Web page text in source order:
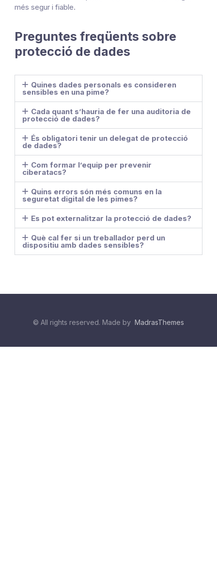
més segur i fiable.
Preguntes freqüents sobre
protecció de dades
Quines dades personals es consideren
sensibles en una pime?
Cada quant s’hauria de fer una auditoria de
protecció de dades?
És obligatori tenir un delegat de protecció
de dades?
Com formar l’equip per prevenir
ciberatacs?
Quins errors són més comuns en la
seguretat digital de les pimes?
Es pot externalitzar la protecció de dades?
Què cal fer si un treballador perd un
dispositiu amb dades sensibles?
© All rights reserved. Made by MadrasThemes